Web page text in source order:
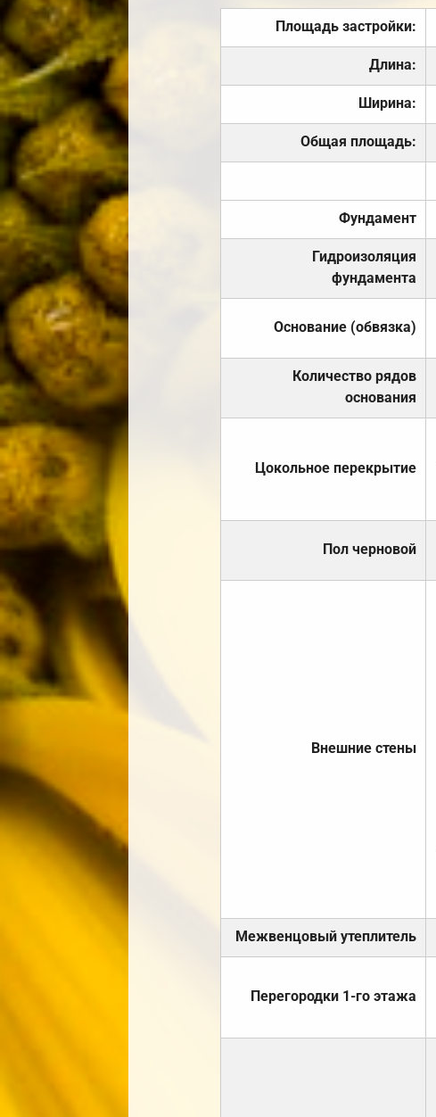
Площадь застройки:
Длина:
Ширина:
Общая площадь:
Фундамент
Гидроизоляция
фундамента
Основание (обвязка)
Количество рядов
основания
Цокольное перекрытие
Пол черновой
Внешние стены
Межвенцовый утеплитель
Перегородки 1-го этажа